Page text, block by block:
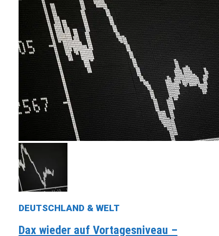
DEUTSCHLAND & WELT
Dax wieder auf Vortagesniveau –